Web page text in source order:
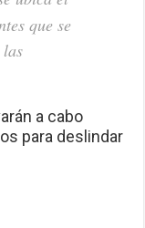
que se
a cabo
para deslindar